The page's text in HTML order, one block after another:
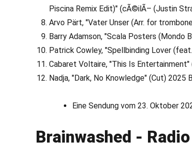
Piscina Remix Edit)" (cÃ©ilÃ– (Justin
Arvo Pärt, "Vater Unser (Arr. for
Barry Adamson, "Scala Posters (Mondo
Patrick Cowley, "Spellbinding Lover
Cabaret Voltaire, "This Is
Nadja, "Dark, No Knowledge" (Cut) 2025
Eine Sendung vom 23. Oktober
Brainwashed -